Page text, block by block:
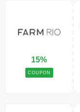
15%
COUPON